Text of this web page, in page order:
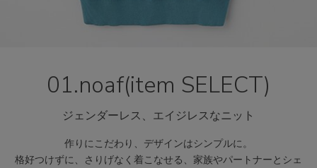
01.noaf(item SELECT)
ジェンダーレス、エイジレスなニット
作りにこだわり、デザインはシンプルに。
格好つけずに、さりげなく着こなせる、家族やパートナーとシェ